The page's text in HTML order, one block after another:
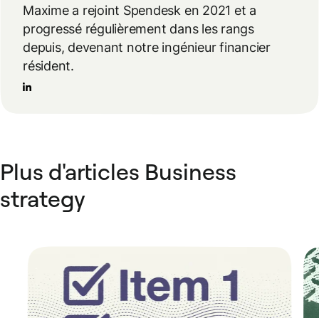
Maxime a rejoint Spendesk en 2021 et a
progressé régulièrement dans les rangs
depuis, devenant notre ingénieur financier
résident.
Plus d'articles Business
strategy